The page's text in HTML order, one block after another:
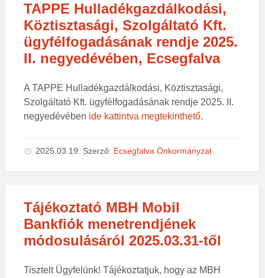
TAPPE Hulladékgazdálkodási,
Köztisztasági, Szolgáltató Kft.
ügyfélfogadásának rendje 2025.
II. negyedévében, Ecsegfalva
A TAPPE Hulladékgazdálkodási, Köztisztasági,
Szolgáltató Kft. ügyfélfogadásának rendje 2025. II.
negyedévében ide kattintva megtekinthető.
2025.03.19. Szerző: Ecsegfalva Önkormányzat
Tájékoztató MBH Mobil
Bankfiók menetrendjének
módosulásáról 2025.03.31-től
Tisztelt Ügyfelünk! Tájékoztatjuk, hogy az MBH